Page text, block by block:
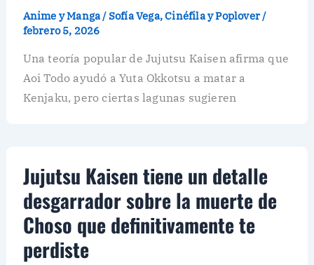
Anime y Manga/Sofía Vega, Cinéfila y Poplover/
febrero 5, 2026
Una teoría popular de Jujutsu Kaisen afirma que
Aoi Todo ayudó a Yuta Okkotsu a matar a
Kenjaku, pero ciertas lagunas sugieren
Jujutsu Kaisen tiene un detalle
desgarrador sobre la muerte de
Choso que definitivamente te
perdiste